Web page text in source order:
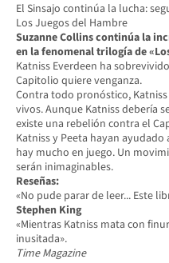
El Sinsajo continúa la lucha:
Los Juegos del Hambre
Suzanne Collins continúa la
en la fenomenal trilogía de
Katniss Everdeen ha
Capitolio quiere venganza.
Contra todo pronóstico,
vivos. Aunque Katniss debería
existe una rebelión contra el
Katniss y Peeta hayan
hay mucho en juego. Un
serán inimaginables.
Reseñas:
«No pude parar de leer... Este
Stephen King
«Mientras Katniss mata con
inusitada».
Time Magazine